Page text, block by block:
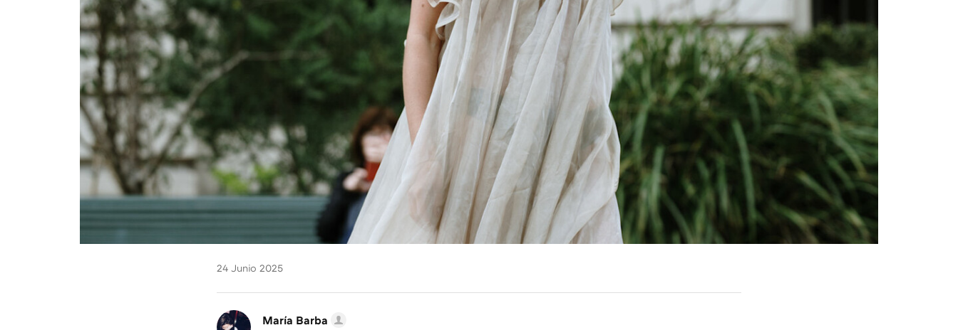
24 Junio 2025
María Barba